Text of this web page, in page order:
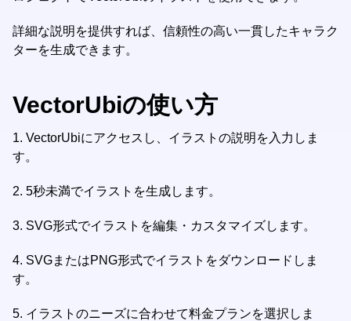
詳細な説明を提供すれば、信頼性の高い一貫したキャラク
ターを生成できます。
VectorUbiの使い方
1. VectorUbiにアクセスし、イラストの説明を入力しま
す。
2. 5秒未満でイラストを生成します。
3. SVG形式でイラストを編集・カスタマイズします。
4. SVGまたはPNG形式でイラストをダウンロードしま
す。
5. イラストのニーズに合わせて料金プランを選択しま